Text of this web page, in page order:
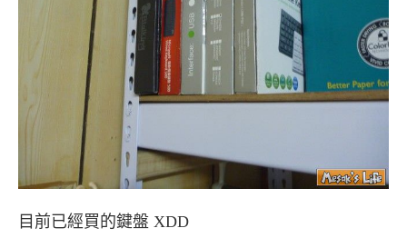
目前已經買的鍵盤 XDD